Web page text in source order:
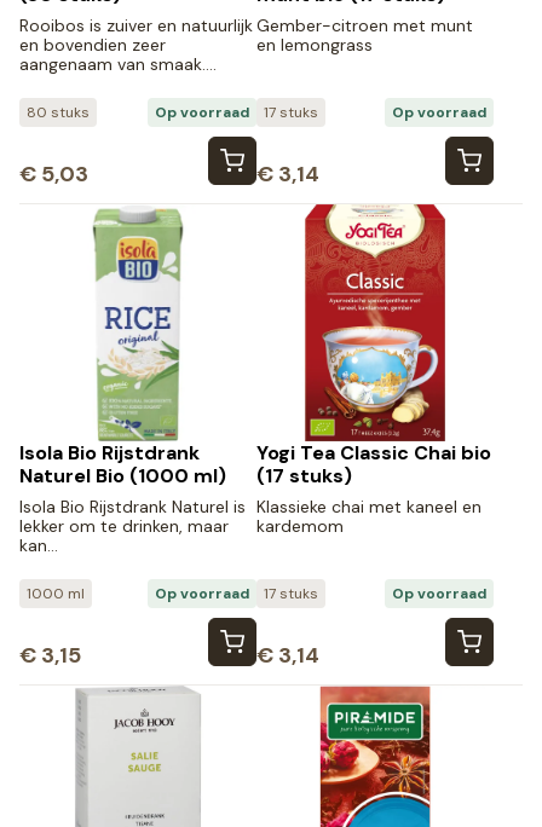
Rooibos is zuiver en natuurlijk
en bovendien zeer
aangenaam van smaak….
80 stuks Op voorraad
€ 5,03
Gember-citroen met munt
en lemongrass
17 stuks Op voorraad
€ 3,14
Isola Bio Rijstdrank
Naturel Bio (1000 ml)
Isola Bio Rijstdrank Naturel is
lekker om te drinken, maar
kan…
1000 ml Op voorraad
€ 3,15
Yogi Tea Classic Chai bio
(17 stuks)
Klassieke chai met kaneel en
kardemom
17 stuks Op voorraad
€ 3,14